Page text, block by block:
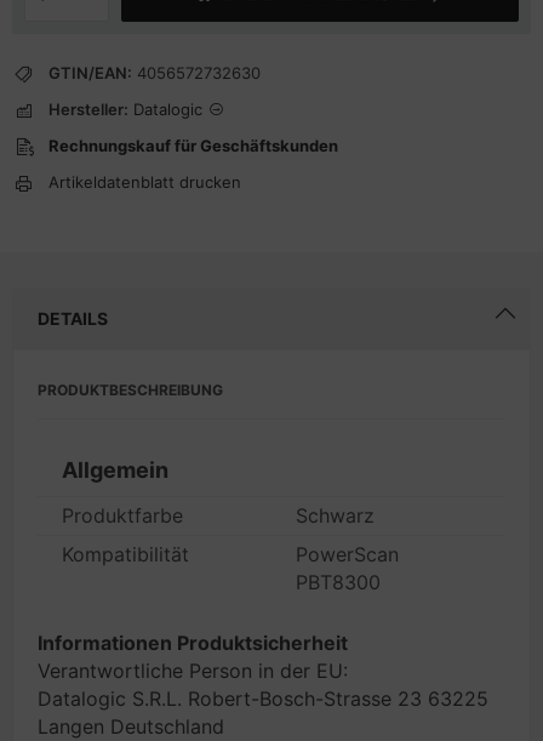
GTIN/EAN: 4056572732630
Hersteller: Datalogic
Rechnungskauf für Geschäftskunden
Artikeldatenblatt drucken
DETAILS
PRODUKTBESCHREIBUNG
Allgemein
Produktfarbe
Schwarz
Kompatibilität
PowerScan
PBT8300
Informationen Produktsicherheit
Verantwortliche Person in der EU:
Datalogic S.R.L. Robert-Bosch-Strasse 23 63225
Langen Deutschland